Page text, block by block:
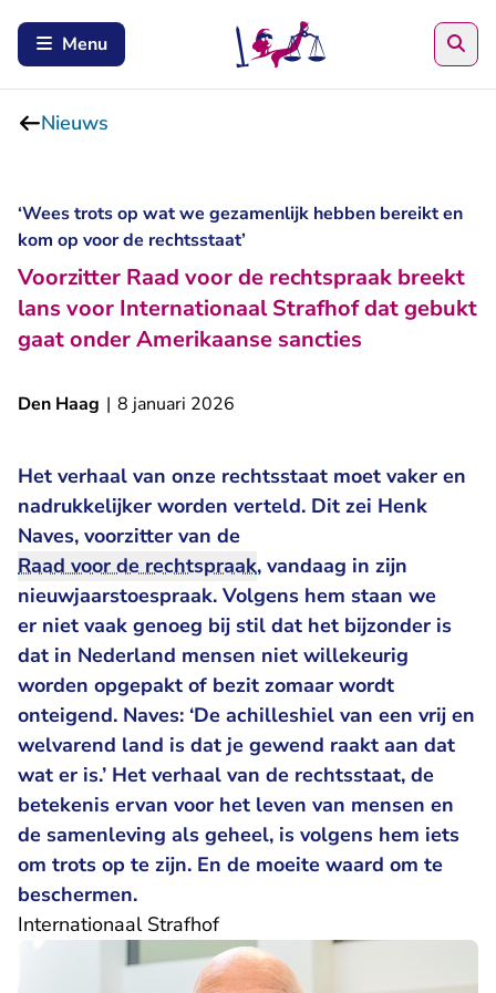
Menu
Nieuws
‘Wees trots op wat we gezamenlijk hebben bereikt en
kom op voor de rechtsstaat’
Voorzitter Raad voor de rechtspraak breekt
lans voor Internationaal Strafhof dat gebukt
gaat onder Amerikaanse sancties
Den Haag | 8 januari 2026
Het verhaal van onze rechtsstaat moet vaker en
nadrukkelijker worden verteld. Dit zei Henk
Naves, voorzitter van de
Raad voor de rechtspraak, vandaag in zijn
nieuwjaarstoespraak. Volgens hem staan we
er niet vaak genoeg bij stil dat het bijzonder is
dat in Nederland mensen niet willekeurig
worden opgepakt of bezit zomaar wordt
onteigend. Naves: ‘De achilleshiel van een vrij en
welvarend land is dat je gewend raakt aan dat
wat er is.’ Het verhaal van de rechtsstaat, de
betekenis ervan voor het leven van mensen en
de samenleving als geheel, is volgens hem iets
om trots op te zijn. En de moeite waard om te
beschermen.
Internationaal Strafhof